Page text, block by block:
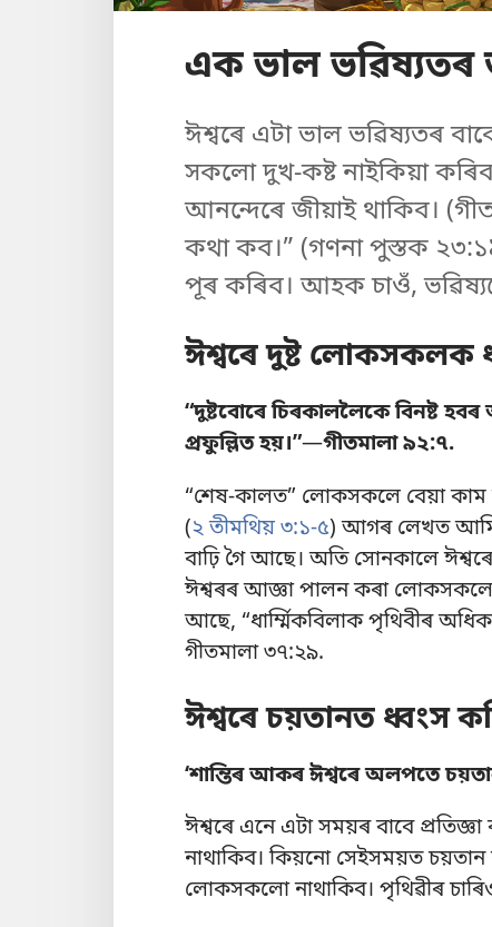
এক ভাল
ঈশ্বৰে এটা ভাল ভৱিষ্যতৰ
সকলো দুখ-কষ্ট নাইকিয়া
আনন্দেৰে জীয়াই থাকিব। (
কথা কব।” (গণনা পুস্তক
পূৰ কৰিব। আহক চাওঁ,
ঈশ্বৰে দুষ্ট লোকসকলক
“দুষ্টবোৰে চিৰকাললৈকে বিনষ্ট
প্ৰফুল্লিত হয়।”—গীতমালা ৯২:৭.
“শেষ-কালত” লোকসকলে বেয়া কাম
(২ তীমথিয় ৩:১-৫) আগৰ লেখত আমি
বাঢ়ি গৈ আছে। অতি সোনকালে
ঈশ্বৰৰ আজ্ঞা পালন কৰা
আছে, “ধাৰ্ম্মিকবিলাক পৃথিবীৰ
গীতমালা ৩৭:২৯.
ঈশ্বৰে চয়তানত ধ্বংস
‘শান্তিৰ আকৰ ঈশ্বৰে অলপতে
ঈশ্বৰে এনে এটা সময়ৰ বাবে
নাথাকিব। কিয়নো সেইসময়ত চয়তান
লোকসকলো নাথাকিব। পৃথিৱীৰ